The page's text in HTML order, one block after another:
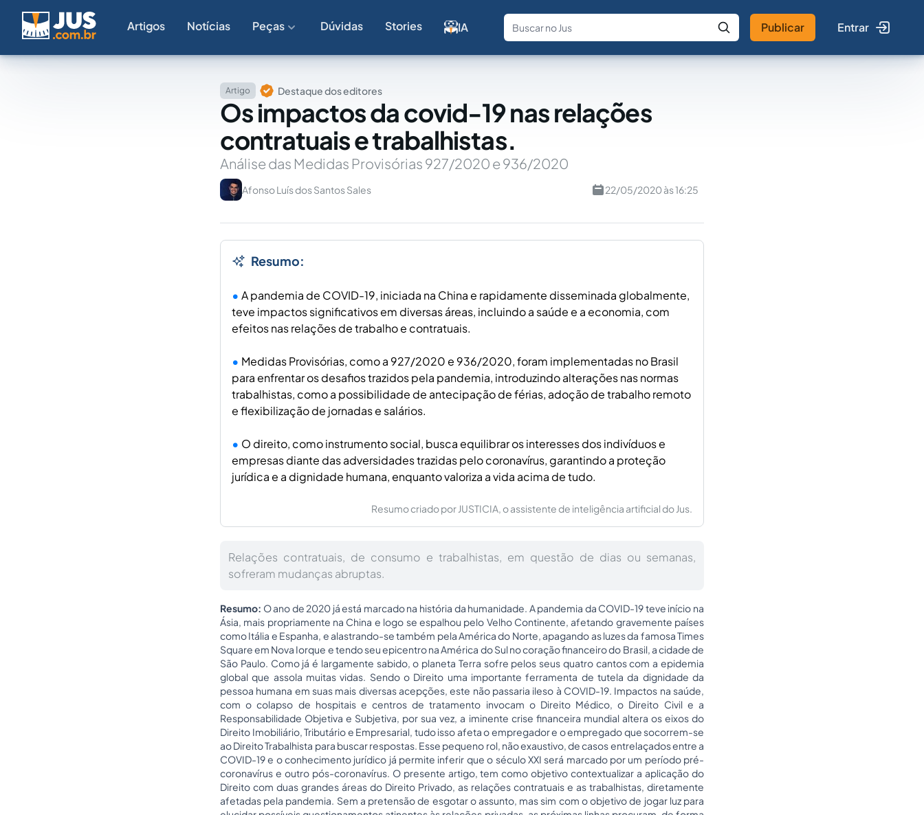
Artigos Notícias Peças Dúvidas Stories IA
Fale com a IA Buscar no Jus
Publicar Entrar
Artigo Destaque dos editores
Os impactos da covid-19 nas relações
contratuais e trabalhistas.
Análise das Medidas Provisórias 927/2020 e 936/2020
Afonso Luís dos Santos Sales 22/05/2020 às 16:25
Resumo:
A pandemia de COVID-19, iniciada na China e rapidamente disseminada globalmente,
teve impactos significativos em diversas áreas, incluindo a saúde e a economia, com
efeitos nas relações de trabalho e contratuais.
Medidas Provisórias, como a 927/2020 e 936/2020, foram implementadas no Brasil
para enfrentar os desafios trazidos pela pandemia, introduzindo alterações nas normas
trabalhistas, como a possibilidade de antecipação de férias, adoção de trabalho remoto
e flexibilização de jornadas e salários.
O direito, como instrumento social, busca equilibrar os interesses dos indivíduos e
empresas diante das adversidades trazidas pelo coronavírus, garantindo a proteção
jurídica e a dignidade humana, enquanto valoriza a vida acima de tudo.
Resumo criado por JUSTICIA, o assistente de inteligência artificial do Jus.
Relações contratuais, de consumo e trabalhistas, em questão de dias ou semanas,
sofreram mudanças abruptas.
Resumo: O ano de 2020 já está marcado na história da humanidade. A pandemia da COVID-19 teve início na
Ásia, mais propriamente na China e logo se espalhou pelo Velho Continente, afetando gravemente países
como Itália e Espanha, e alastrando-se também pela América do Norte, apagando as luzes da famosa Times
Square em Nova Iorque e tendo seu epicentro na América do Sul no coração financeiro do Brasil, a cidade de
São Paulo. Como já é largamente sabido, o planeta Terra sofre pelos seus quatro cantos com a epidemia
global que assola muitas vidas. Sendo o Direito uma importante ferramenta de tutela da dignidade da
pessoa humana em suas mais diversas acepções, este não passaria ileso à COVID-19. Impactos na saúde,
com o colapso de hospitais e centros de tratamento invocam o Direito Médico, o Direito Civil e a
Responsabilidade Objetiva e Subjetiva, por sua vez, a iminente crise financeira mundial altera os eixos do
Direito Imobiliário, Tributário e Empresarial, tudo isso afeta o empregador e o empregado que socorrem-se
ao Direito Trabalhista para buscar respostas. Esse pequeno rol, não exaustivo, de casos entrelaçados entre a
COVID-19 e o conhecimento jurídico já permite inferir que o século XXI será marcado por um período pré-
coronavírus e outro pós-coronavírus. O presente artigo, tem como objetivo contextualizar a aplicação do
Direito com duas grandes áreas do Direito Privado, as relações contratuais e as trabalhistas, diretamente
afetadas pela pandemia. Sem a pretensão de esgotar o assunto, mas sim com o objetivo de jogar luz para